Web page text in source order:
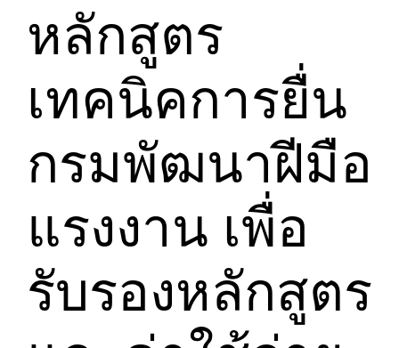
หลักสูตร
เทคนิคการยื่น
กรมพัฒนาฝีมือ
แรงงาน เพื่อ
รับรองหลักสูตร